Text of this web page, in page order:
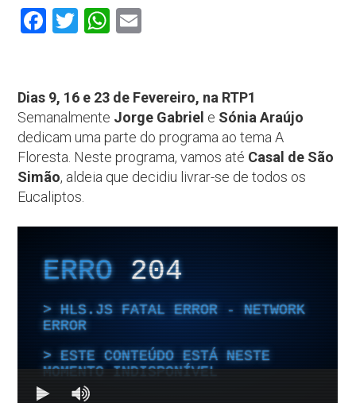
Facebook
TwitterWhatsApp
Dias 9, 16 e 23 de Fevereiro, na RTP1
Semanalmente Jorge Gabriel e Sónia Araújo
dedicam uma parte do programa ao tema A
Floresta. Neste programa, vamos até Casal de São
Simão, aldeia que decidiu livrar-se de todos os
Eucaliptos.